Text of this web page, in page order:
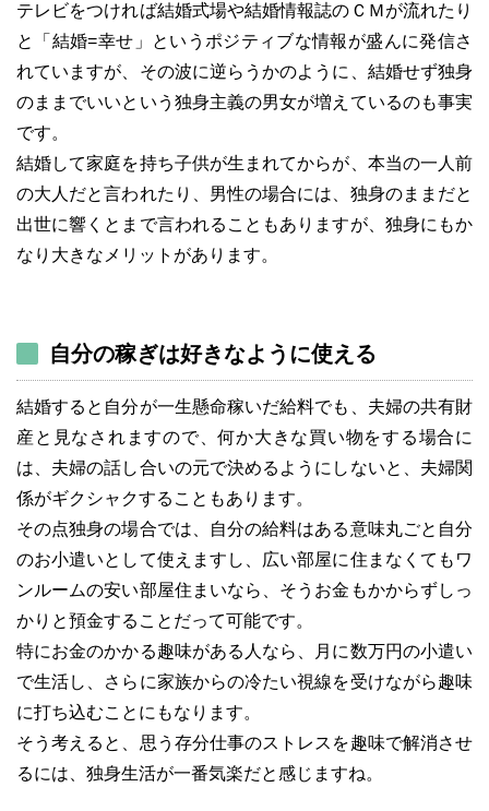
テレビをつければ結婚式場や結婚情報誌のＣＭが流れたり
と「結婚=幸せ」というポジティブな情報が盛んに発信さ
れていますが、その波に逆らうかのように、結婚せず独身
のままでいいという独身主義の男女が増えているのも事実
です。
結婚して家庭を持ち子供が生まれてからが、本当の一人前
の大人だと言われたり、男性の場合には、独身のままだと
出世に響くとまで言われることもありますが、独身にもか
なり大きなメリットがあります。
自分の稼ぎは好きなように使える
結婚すると自分が一生懸命稼いだ給料でも、夫婦の共有財
産と見なされますので、何か大きな買い物をする場合に
は、夫婦の話し合いの元で決めるようにしないと、夫婦関
係がギクシャクすることもあります。
その点独身の場合では、自分の給料はある意味丸ごと自分
のお小遣いとして使えますし、広い部屋に住まなくてもワ
ンルームの安い部屋住まいなら、そうお金もかからずしっ
かりと預金することだって可能です。
特にお金のかかる趣味がある人なら、月に数万円の小遣い
で生活し、さらに家族からの冷たい視線を受けながら趣味
に打ち込むことにもなります。
そう考えると、思う存分仕事のストレスを趣味で解消させ
るには、独身生活が一番気楽だと感じますね。